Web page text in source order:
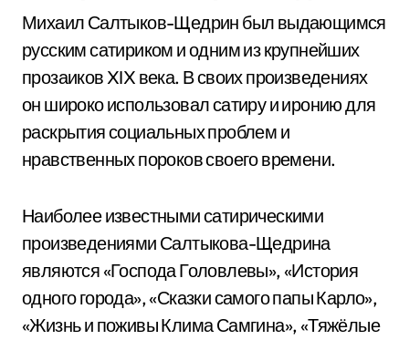
Михаил Салтыков-Щедрин был выдающимся
русским сатириком и одним из крупнейших
прозаиков XIX века. В своих произведениях
он широко использовал сатиру и иронию для
раскрытия социальных проблем и
нравственных пороков своего времени.
Наиболее известными сатирическими
произведениями Салтыкова-Щедрина
являются «Господа Головлевы», «История
одного города», «Сказки самого папы Карло»,
«Жизнь и поживы Клима Самгина», «Тяжёлые